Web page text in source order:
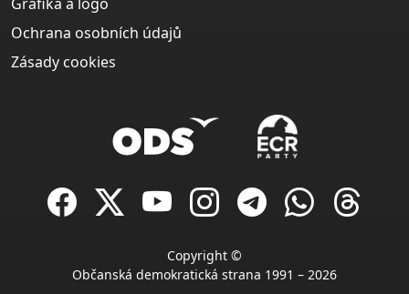
Grafika a logo
Ochrana osobních údajů
Zásady cookies
Copyright ©
Občanská demokratická strana 1991 – 2026